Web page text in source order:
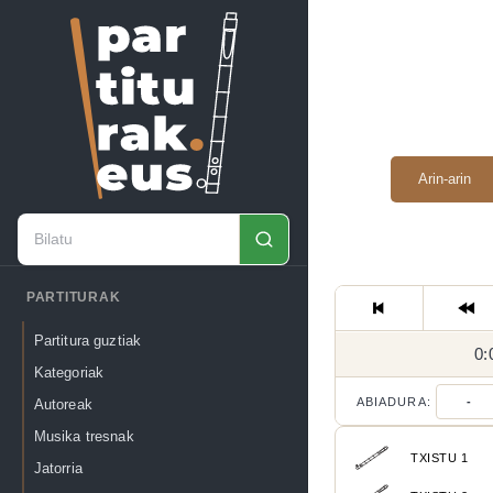
PARTITURAK
Partitura guztiak
Kategoriak
Autoreak
Musika tresnak
Jatorria
Arin-arin
ABIADURA: -
TXISTU 1